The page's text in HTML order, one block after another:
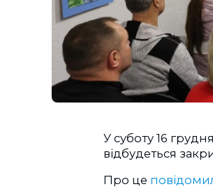
У суботу 16
відбудеться
Про це